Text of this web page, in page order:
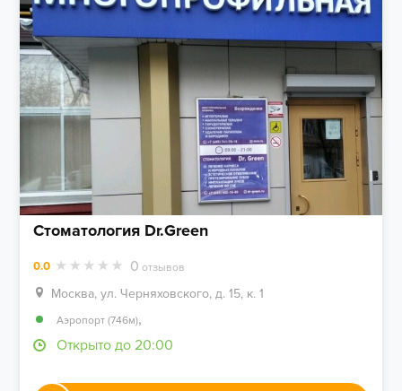
Стоматология Dr.Green
0.0 0 отзывов
Москва, ул. Черняховского, д. 15, к. 1
Аэропорт (746м),
Открыто до 20:00